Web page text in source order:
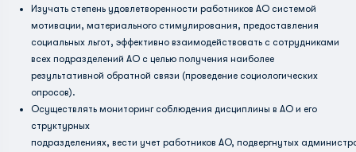
Изучать степень удовлетворенности работников АО системой
мотивации, материального стимулирования, предоставления
социальных льгот, эффективно взаимодействовать с сотрудниками
всех подразделений АО с целью получения наиболее
результативной обратной связи (проведение социологических
опросов).
Осуществлять мониторинг соблюдения дисциплины в АО и его
структурных
подразделениях, вести учет работников АО, подвергнутых